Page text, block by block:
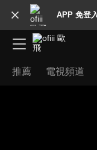
APP 免登
推薦 電視頻道